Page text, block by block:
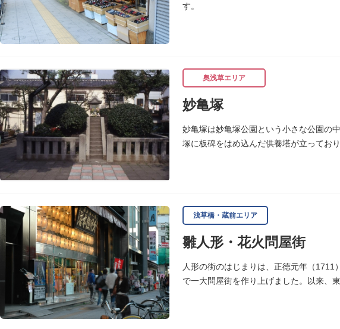
す。
奥浅草エリア
妙亀塚
妙亀塚は妙亀塚公園という小さな公園の
塚に板碑をはめ込んだ供養塔が立ってお
塚の上には板碑が祀られています。こ
なお、隅田川の対岸、木母寺（墨田区堤
浅草橋・蔵前エリア
雛人形・花火問屋街
人形の街のはじまりは、正徳元年（
で一大問屋街を作り上げました。以来、